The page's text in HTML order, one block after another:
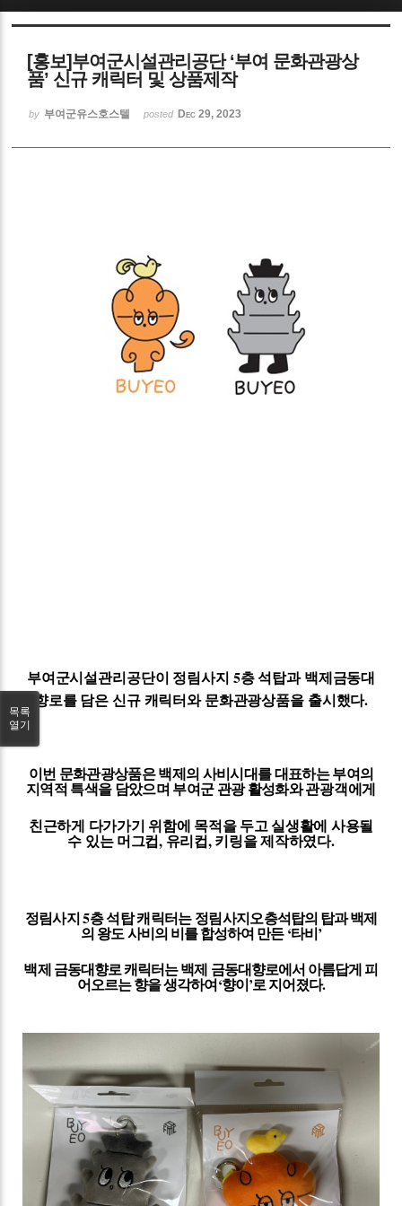
[홍보]부여군시설관리공단 ‘부여 문화관광상
품’ 신규 캐릭터 및 상품제작
by 부여군유스호스텔 posted Dec 29, 2023
부여군시설관리공단이 정림사지 5층 석탑과 백제금동대
향로를 담은 신규 캐릭터와 문화관광상품을 출시했다.
이번 문화관광상품은 백제의 사비시대를 대표하는 부여의
지역적 특색을 담았으며 부여군 관광 활성화와관광객에게
친근하게 다가가기 위함에 목적을 두고 실생활에 사용될
수 있는 머그컵,유리컵,키링을 제작하였다.
정림사지5층 석탑 캐릭터는 정림사지오층석탑의 탑과 백제
의 왕도 사비의 비를 합성하여 만든‘타비’
백제 금동대향로 캐릭터는 백제 금동대향로에서 아름답게 피
어오르는 향을 생각하여‘향이’로 지어졌다.
목록
열기
Sketchbook5, 스케치북5